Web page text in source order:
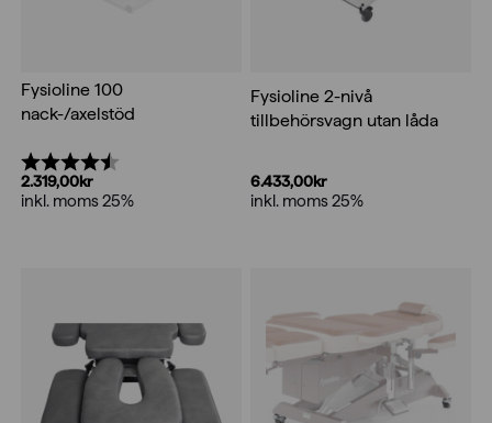
Fysioline 100
nack-/axelstöd
Betyg:
2.319,00kr
inkl. moms 25%
Fysioline 2-nivå
tillbehörsvagn utan låda
6.433,00kr
inkl. moms 25%